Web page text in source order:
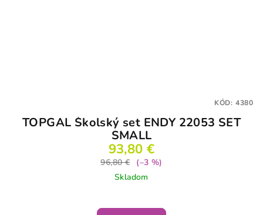
TOPGAL Školský set ENDY 22053 SET
SMALL
93,80 €
96,80 €
(–3 %)
Skladom
KÓD: 4380